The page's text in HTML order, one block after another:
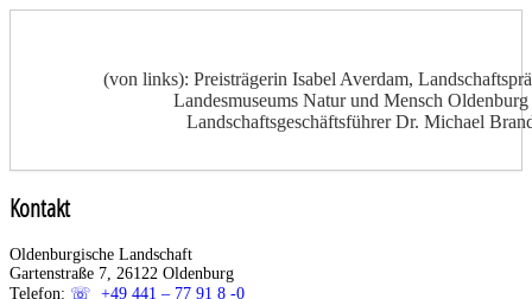
(von links): Preisträgerin Isabel Averdam,
Landesmuseums Natur und Mensch
Landschaftsgeschäftsführer Dr. Michael
Kontakt
Oldenburgische Landschaft
Gartenstraße 7, 26122 Oldenburg
Telefon:
+49 441 – 77 91 8 -0